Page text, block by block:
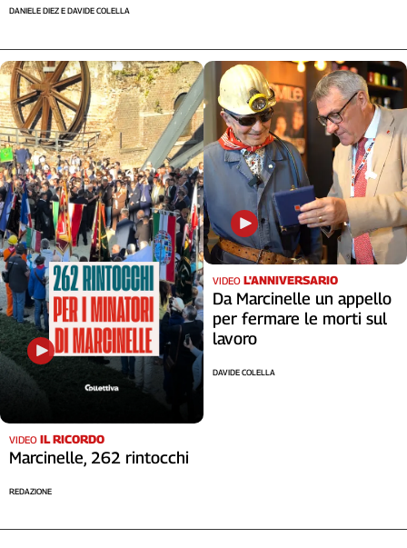
D'Aosta
Archivio
Storico
1955-
2014
Cerca
Contatti
La
redazione
Newsletter
DANIELE DIEZ E DAVIDE COLELLA
VIDEO IL RICORDO
Marcinelle, 262 rintocchi
REDAZIONE
VIDEO L'ANNIVERSARIO
Da Marcinelle un appello
per fermare le morti sul
lavoro
DAVIDE COLELLA